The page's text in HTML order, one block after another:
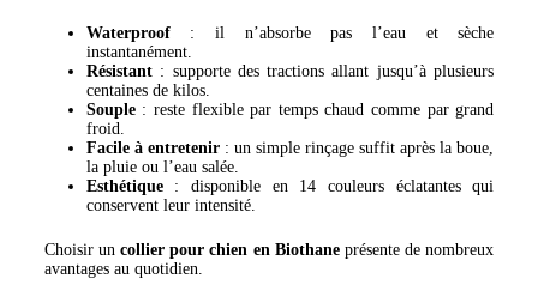
Waterproof: il n’absorbe pas l’eau et sèche
instantanément.
Résistant: supporte des tractions allant jusqu’à plusieurs
centaines de kilos.
Souple: reste flexible par temps chaud comme par grand
froid.
Facile à entretenir: un simple rinçage suffit après la boue,
la pluie ou l’eau salée.
Esthétique: disponible en 14 couleurs éclatantes qui
conservent leur intensité.
Choisir uncollier pour chien en Biothaneprésente de nombreux
avantages au quotidien.